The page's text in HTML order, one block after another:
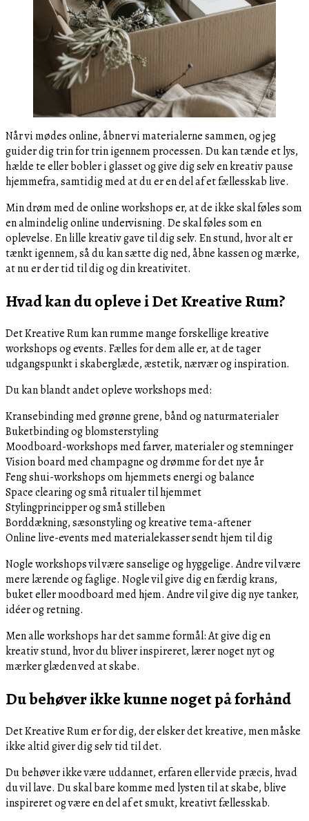
Når vi mødes online, åbner vi materialerne sammen, og jeg
guider dig trin for trin igennem processen. Du kan tænde et lys,
hælde te eller bobler i glasset og give dig selv en kreativ pause
hjemmefra, samtidig med at du er en del af et fællesskab live.
Min drøm med de online workshops er, at de ikke skal føles som
en almindelig online undervisning. De skal føles som en
oplevelse. En lille kreativ gave til dig selv. En stund, hvor alt er
tænkt igennem, så du kan sætte dig ned, åbne kassen og mærke,
at nu er der tid til dig og din kreativitet.
Hvad kan du opleve i Det Kreative Rum?
Det Kreative Rum kan rumme mange forskellige kreative
workshops og events. Fælles for dem alle er, at de tager
udgangspunkt i skaberglæde, æstetik, nærvær og inspiration.
Du kan blandt andet opleve workshops med:
Kransebinding med grønne grene, bånd og naturmaterialer
Buketbinding og blomsterstyling
Moodboard-workshops med farver, materialer og stemninger
Vision board med champagne og drømme for det nye år
Feng shui-workshops om hjemmets energi og balance
Space clearing og små ritualer til hjemmet
Stylingprincipper og små stilleben
Borddækning, sæsonstyling og kreative tema-aftener
Online live-events med materialekasser sendt hjem til dig
Nogle workshops vil være sanselige og hyggelige. Andre vil være
mere lærende og faglige. Nogle vil give dig en færdig krans,
buket eller moodboard med hjem. Andre vil give dig nye tanker,
idéer og retning.
Men alle workshops har det samme formål: At give dig en
kreativ stund, hvor du bliver inspireret, lærer noget nyt og
mærker glæden ved at skabe.
Du behøver ikke kunne noget på forhånd
Det Kreative Rum er for dig, der elsker det kreative, men måske
ikke altid giver dig selv tid til det.
Du behøver ikke være uddannet, erfaren eller vide præcis, hvad
du vil lave. Du skal bare komme med lysten til at skabe, blive
inspireret og være en del af et smukt, kreativt fællesskab.